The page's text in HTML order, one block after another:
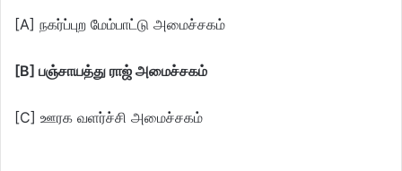
[A] நகர்ப்புற மேம்பாட்டு அமைச்சகம்
[B] பஞ்சாயத்து ராஜ் அமைச்சகம்
[C] ஊரக வளர்ச்சி அமைச்சகம்